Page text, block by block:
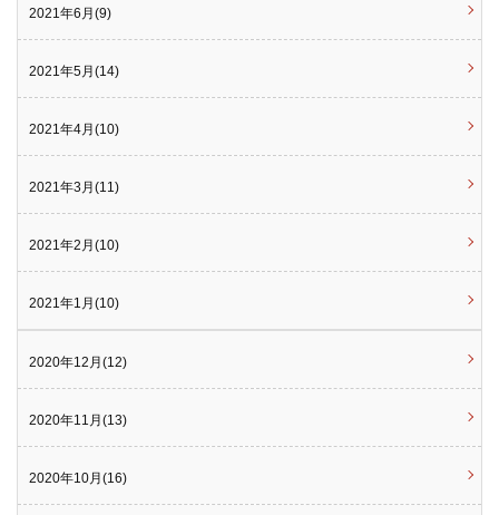
2021年6月(9)
2021年5月(14)
2021年4月(10)
2021年3月(11)
2021年2月(10)
2021年1月(10)
2020年12月(12)
2020年11月(13)
2020年10月(16)